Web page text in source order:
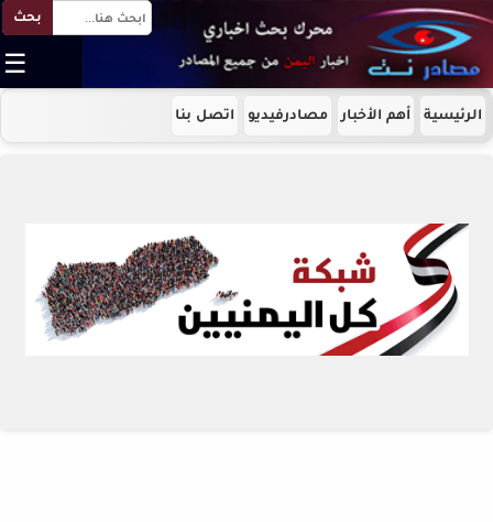
بحث
☰
الرئيسية أهم الأخبار مصادرفيديو اتصل بنا